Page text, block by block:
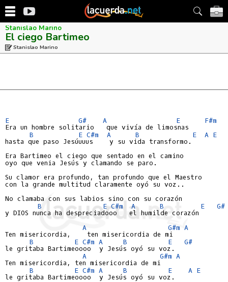
Stanislao Marino
El ciego Bartimeo
Stanislao Marino
E G# A E
F#m
Era un hombre solitario   que vivía de limosnas
B
E C#m A B E A E
hasta que paso Jesúuuus    y su vida transformo.
Era Bartimeo el ciego que sentado en el camino
oyo que venia Jesús y clamando se paro.
Su clamor era profundo, tan profundo que el Maestro
con la grande multitud claramente oyó su voz..
No clamaba con sus labios sino con su corazón
B
E C#m A B E
G#
y DIOS nunca ha despreciadooo   el humilde corazón
A
G#m A
Ten misericordia,    ten misericordia de mi
B
E C#m A B E
G#
le gritaba Bartimeoooo  y Jesús oyó su voz.
A
G#m A
Ten misericordia, ten misericordia de mi
B
E C#m A B E A E
le gritaba Bartimeoooo  y Jesús oyó su voz.